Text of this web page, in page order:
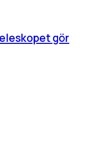
gör